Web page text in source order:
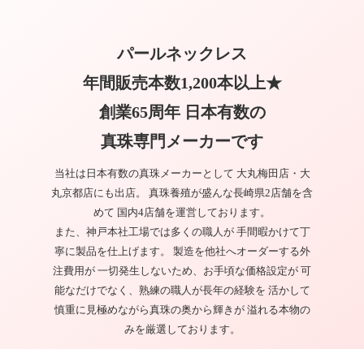
パールネックレス
年間販売本数1,200本以上★
創業65周年 日本有数の
真珠専門メーカーです
当社は日本有数の真珠メーカーとして 大丸梅田店・大
丸京都店にも出店。 真珠養殖が盛んな長崎県2店舗を含
めて 国内4店舗を運営しております。
また、神戸本社工場では多くの職人が 手間暇かけて丁
寧に製品を仕上げます。 製造を他社へオーダーする外
注費用が 一切発生しないため、お手頃な価格設定が 可
能なだけでなく、熟練の職人が長年の経験を 活かして
慎重に見極めながら真珠の奥から輝きが 溢れる本物の
みを厳選しております。